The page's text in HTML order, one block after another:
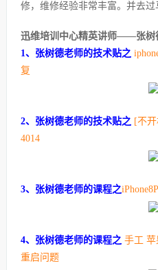
修，维修经验非常丰富。并去过
迅维培训中心精英讲师——张树
1、张树德老师的技术贴之
复
2、张树德老师的技术贴之 [不
4014
3、张树德老师的课程之
4、张树德老师的课程之 手工 苹
重启问题